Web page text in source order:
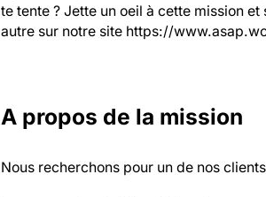
te tente ? Jette un oeil à cette mission
autre sur notre site https://
A propos de la mission
Nous recherchons pour un de nos